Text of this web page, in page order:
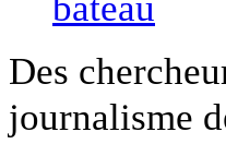
Des
journalisme